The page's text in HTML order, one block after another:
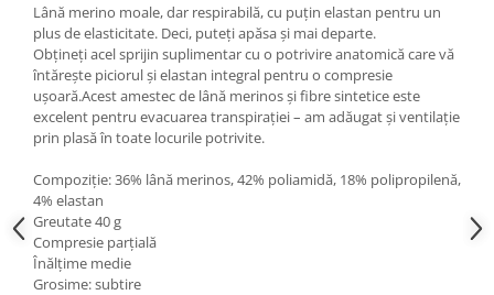
Lână merino moale, dar respirabilă, cu puțin elastan pentru un
plus de elasticitate. Deci, puteți apăsa și mai departe.
Obțineți acel sprijin suplimentar cu o potrivire anatomică care vă
întărește piciorul și elastan integral pentru o compresie
ușoară.Acest amestec de lână merinos și fibre sintetice este
excelent pentru evacuarea transpirației – am adăugat și ventilație
prin plasă în toate locurile potrivite.
Compoziţie: 36% lână merinos, 42% poliamidă, 18% polipropilenă,
4% elastan
Greutate 40 g
Compresie parțială
Înălţime medie
Grosime: subtire